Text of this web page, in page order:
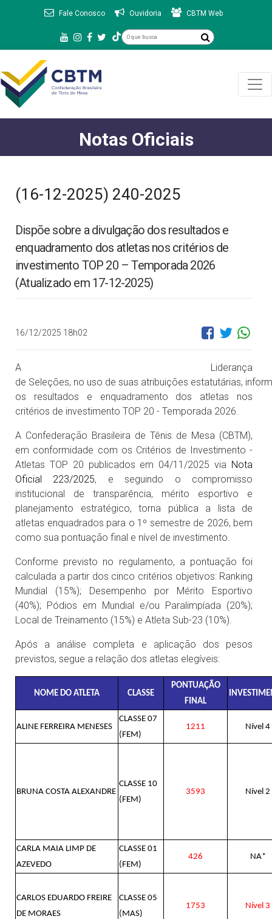
Fale Conosco Ouvidoria CBTM Web
Notas Oficiais
(16-12-2025) 240-2025
Dispõe sobre a divulgação dos resultados e
enquadramento dos atletas nos critérios de
investimento TOP 20 – Temporada 2026
(Atualizado em 17-12-2025)
16/12/2025 18h02
A Liderança
de Seleções, no uso de suas atribuições estatutárias,
os resultados e enquadramento dos atletas nos
critérios de investimento TOP 20 - Temporada 2026.
A Confederação Brasileira de Tênis de Mesa (CBTM),
em conformidade com os Critérios de Investimento -
Atletas TOP 20 publicados em 04/11/2025 via Nota
Oficial 223/2025, e seguindo o compromisso
institucional de transparência, mérito esportivo e
planejamento estratégico, torna pública a lista de
atletas enquadrados para o 1º semestre de 2026, bem
como sua pontuação final e nível de investimento.
Conforme previsto no regulamento, a pontuação foi
calculada a partir dos cinco critérios objetivos: Ranking
Mundial (15%); Desempenho por Mérito Esportivo
(40%); Pódios em Mundial e/ou Paralimpíada (20%);
Local de Treinamento (15%) e Atleta Sub-23 (10%).
Após a análise completa e aplicação dos pesos
previstos, segue a relação dos atletas elegíveis:
NOME DO ATLETA CLASSE
PONTUAÇÃO
FINAL
ALINE FERREIRA MENESES
CLASSE 07
(FEM)
1211 Nível 4
BRUNA COSTA ALEXANDRE
CLASSE 10
(FEM)
3593 Nível 2
CARLA MAIA LIMP DE
AZEVEDO
CLASSE 01
(FEM)
426 NA*
CARLOS EDUARDO FREIRE
DE MORAES
CLASSE 05
(MAS)
1753 Nível 3